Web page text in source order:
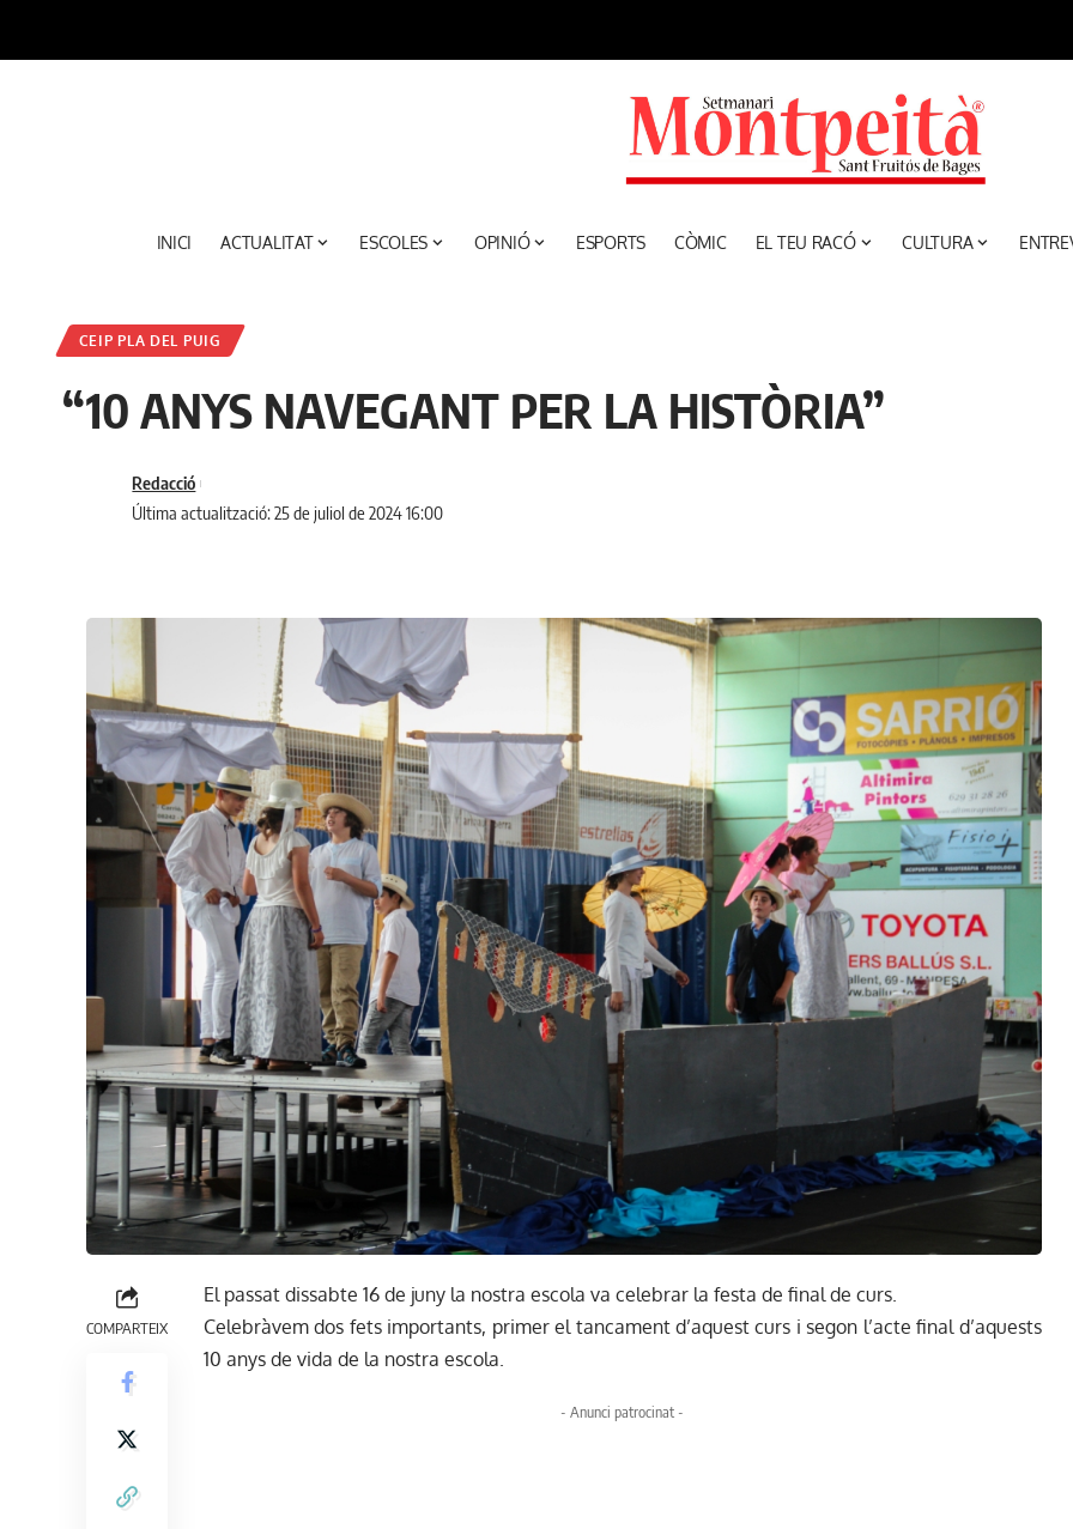
INICI ACTUALITAT ESCOLES OPINIÓ ESPORTS CÒMIC EL TEU RACÓ CULTURA
CEIP PLA DEL PUIG
“10 ANYS NAVEGANT PER LA HISTÒRIA”
Última actualització: 25 de juliol de 2024 16:00
Redacció
COMPARTEIX
El passat dissabte 16 de juny la nostra escola va celebrar la festa de final de curs.
Celebràvem dos fets importants, primer el tancament d’aquest curs i segon l’acte final d’aquests
10 anys de vida de la nostra escola.
- Anunci patrocinat -